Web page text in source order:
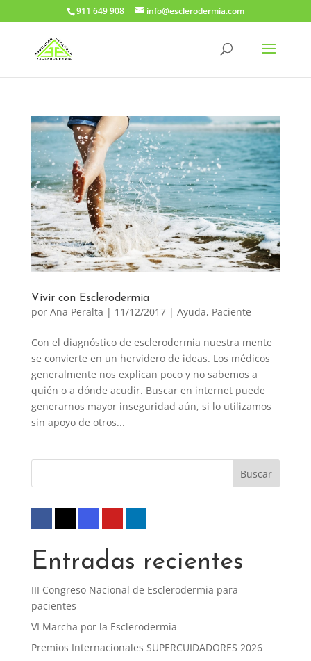
911 649 908 info@esclerodermia.com
Vivir con Esclerodermia
por Ana Peralta | 11/12/2017| Ayuda, Paciente
Con el diagnóstico de esclerodermia nuestra mente
se convierte en un hervidero de ideas. Los médicos
generalmente nos explican poco y no sabemos a
quién o a dónde acudir. Buscar en internet puede
generarnos mayor inseguridad aún, si lo utilizamos
sin apoyo de otros...
Entradas recientes
III Congreso Nacional de Esclerodermia para
pacientes
VI Marcha por la Esclerodermia
Premios Internacionales SUPERCUIDADORES 2026